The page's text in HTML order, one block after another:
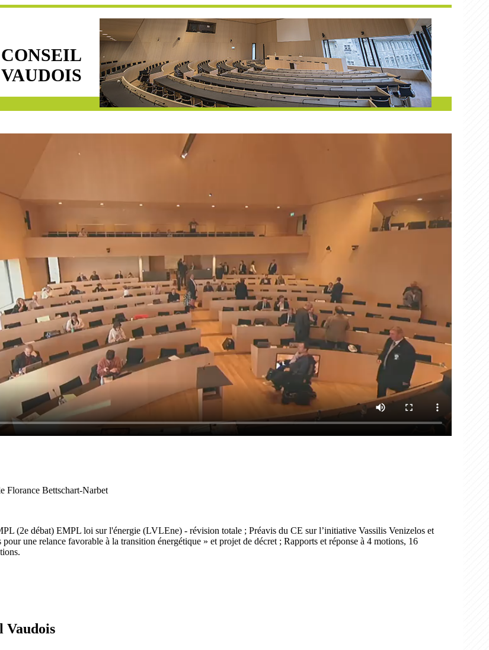
VAUDOIS
Florance Bettschart-Narbet
(2e débat) EMPL loi sur l'énergie (LVLEne) - révision totale ; Préavis du CE sur l’initiative Vassilis Venizelos et
une relance favorable à la transition énergétique » et projet de décret ; Rapports et réponse à 4 motions, 16
Vaudois